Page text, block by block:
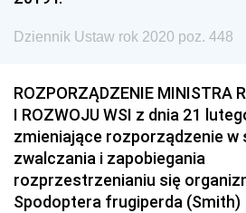
Dziennik Ustaw rok 2020 poz. 448
ROZPORZĄDZENIE MINISTRA
I ROZWOJU WSI z dnia 21
zmieniające rozporządzenie w
zwalczania i zapobiegania
rozprzestrzenianiu się
Spodoptera frugiperda (Smith)